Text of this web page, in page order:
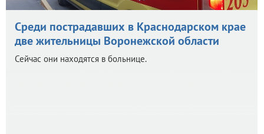
Среди пострадавших в Краснодарском крае
две жительницы Воронежской области
Сейчас они находятся в больнице.